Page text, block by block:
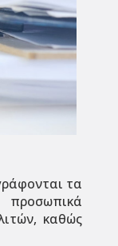
τα
προσωπικά
καθώς